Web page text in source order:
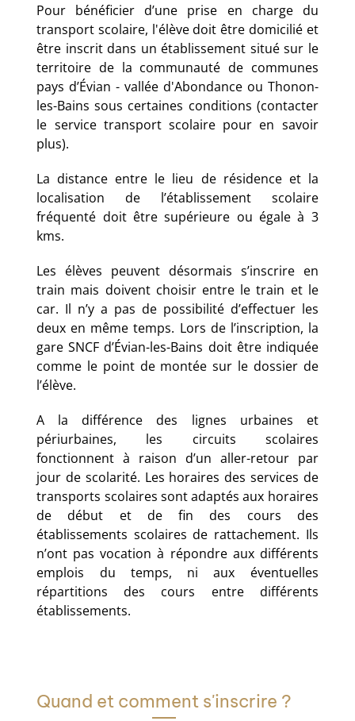
Pour bénéficier d’une prise en charge du
transport scolaire, l'élève doit être domicilié et
être inscrit dans un établissement situé sur le
territoire de la communauté de communes
pays d’Évian - vallée d'Abondance ou Thonon-
les-Bains sous certaines conditions (contacter
le service transport scolaire pour en savoir
plus).
La distance entre le lieu de résidence et la
localisation de l’établissement scolaire
fréquenté doit être supérieure ou égale à 3
kms.
Les élèves peuvent désormais s’inscrire en
train mais doivent choisir entre le train et le
car. Il n’y a pas de possibilité d’effectuer les
deux en même temps. Lors de l’inscription, la
gare SNCF d’Évian-les-Bains doit être indiquée
comme le point de montée sur le dossier de
l’élève.
A la différence des lignes urbaines et
périurbaines, les circuits scolaires
fonctionnent à raison d’un aller-retour par
jour de scolarité. Les horaires des services de
transports scolaires sont adaptés aux horaires
de début et de fin des cours des
établissements scolaires de rattachement. Ils
n’ont pas vocation à répondre aux différents
emplois du temps, ni aux éventuelles
répartitions des cours entre différents
établissements.
Quand et comment s'inscrire ?